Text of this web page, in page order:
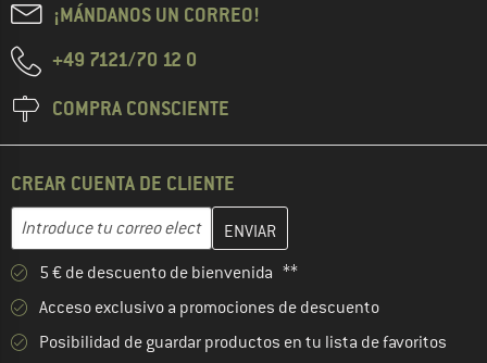
¡MÁNDANOS UN CORREO!
+49 7121/70 12 0
COMPRA CONSCIENTE
CREAR CUENTA DE CLIENTE
Dirección de correo electrónico
Introduce aquí tu dirección de correo electrónico y crea tu
5 € de descuento de bienvenida **
Acceso exclusivo a promociones de descuento
Posibilidad de guardar productos en tu lista de favoritos